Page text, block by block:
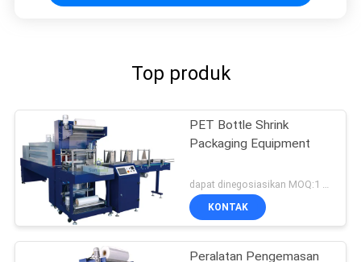
Top produk
PET Bottle Shrink
Packaging Equipment
dapat dinegosiasikan MOQ:1 set
KONTAK
Peralatan Pengemasan